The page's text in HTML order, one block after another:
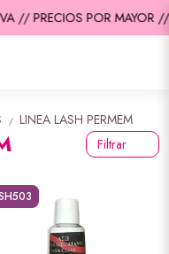
PRECIOS POR MAYOR //
/ LINEA LASH PERMEM
Filtrar